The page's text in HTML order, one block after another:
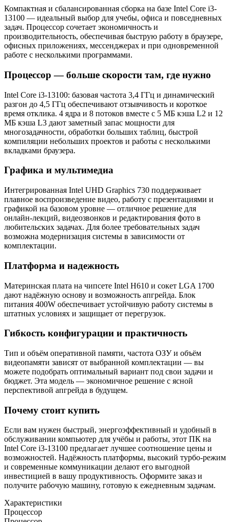
Компактная и сбалансированная сборка на базе Intel Core i3-
13100 — идеальный выбор для учебы, офиса и повседневных
задач. Процессор сочетает экономичность и
производительность, обеспечивая быструю работу в браузере,
офисных приложениях, мессенджерах и при одновременной
работе с несколькими программами.
Процессор — больше скорости там, где нужно
Intel Core i3-13100: базовая частота 3,4 ГГц и динамический
разгон до 4,5 ГГц обеспечивают отзывчивость и короткое
время отклика. 4 ядра и 8 потоков вместе с 5 МБ кэша L2 и 12
МБ кэша L3 дают заметный запас мощности для
многозадачности, обработки больших таблиц, быстрой
компиляции небольших проектов и работы с несколькими
вкладками браузера.
Графика и мультимедиа
Интегрированная Intel UHD Graphics 730 поддерживает
плавное воспроизведение видео, работу с презентациями и
графикой на базовом уровне — отличное решение для
онлайн-лекций, видеозвонков и редактирования фото в
любительских задачах. Для более требовательных задач
возможна модернизация системы в зависимости от
комплектации.
Платформа и надежность
Материнская плата на чипсете Intel H610 и сокет LGA 1700
дают надёжную основу и возможность апгрейда. Блок
питания 400W обеспечивает устойчивую работу системы в
штатных условиях и защищает от перегрузок.
Гибкость конфигурации и практичность
Тип и объём оперативной памяти, частота ОЗУ и объём
видеопамяти зависят от выбранной комплектации — вы
можете подобрать оптимальный вариант под свои задачи и
бюджет. Эта модель — экономичное решение с ясной
перспективой апгрейда в будущем.
Почему стоит купить
Если вам нужен быстрый, энергоэффективный и удобный в
обслуживании компьютер для учёбы и работы, этот ПК на
Intel Core i3-13100 предлагает лучшее соотношение цены и
возможностей. Надёжность платформы, высокий турбо-режим
и современные коммуникации делают его выгодной
инвестицией в вашу продуктивность. Оформите заказ и
получите рабочую машину, готовую к ежедневным задачам.
Характеристики
Процессор